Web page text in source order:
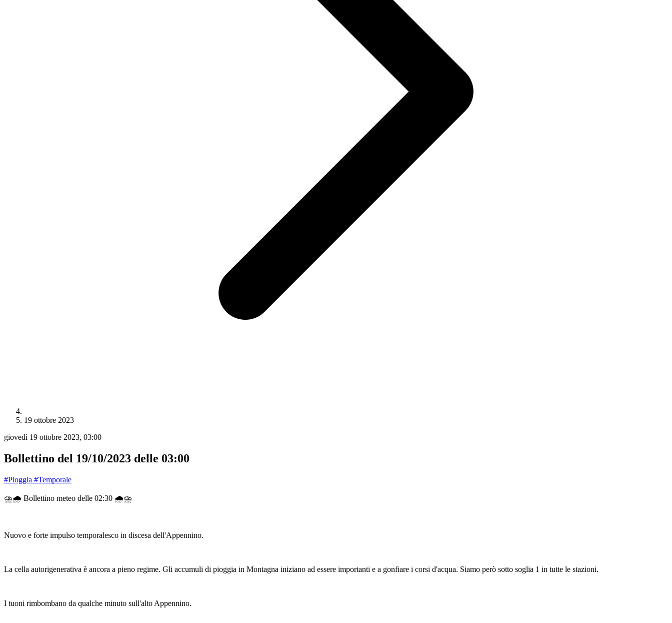
19 ottobre 2023
giovedì 19 ottobre 2023, 03:00
Bollettino del 19/10/2023 delle 03:00
#Pioggia #Temporale
⛈️🌧 Bollettino meteo delle 02:30 🌧⛈️
Nuovo e forte impulso temporalesco in discesa dell'Appennino.
La cella autorigenerativa è ancora a pieno regime. Gli accumuli di pioggia in Montagna iniziano ad essere importanti e a gonfiare i corsi d'acqua. Siamo però sotto soglia 1 in tutte le stazioni.
I tuoni rimbombano da qualche minuto sull'alto Appennino.